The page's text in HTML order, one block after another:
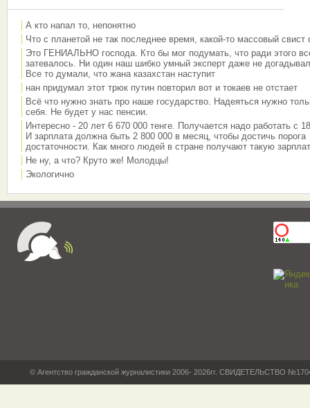
А кто напал то, непонятно
Что с планетой не так последнее время, какой-то массовый свист
Это ГЕНИАЛЬНО господа. Кто бы мог подумать, что ради этого
затевалось. Ни один наш шибко умный эксперт даже не
Все то думали, что жана казахстан наступит
нан придумал этот трюк путин повторил вот и токаев не отстает
Всё что нужно знать про наше государство. Надеяться нужно
себя. Не будет у нас пенсии.
Интересно - 20 лет 6 670 000 тенге. Получается надо работать с
И зарплата должна быть 2 800 000 в месяц, чтобы достичь порога
достаточности. Как много людей в стране получают такую
Не ну, а что? Круто же! Молодцы!
Экологично
© Агентство гражданской журналистики 2006- 2026гг. СВИДЕТЕЛЬСТВО